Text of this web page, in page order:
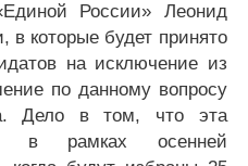
России» Леонид
в которые будет принято
на исключение из
по данному вопросу
Дело в том, что эта
в рамках осенней